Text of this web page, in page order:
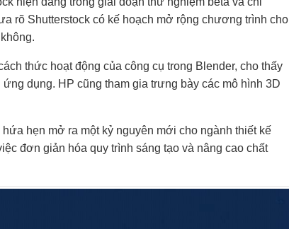
rõ Shutterstock có kế hoạch mở rộng chương trình cho
thức hoạt động của công cụ trong Blender, cho thấy
dụng. HP cũng tham gia trưng bày các mô hình 3D
hẹn mở ra một kỷ nguyên mới cho ngành thiết kế
đơn giản hóa quy trình sáng tạo và nâng cao chất